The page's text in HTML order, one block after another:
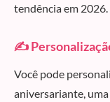
tendência em 2026.
✍️
Você pode
aniversariante,